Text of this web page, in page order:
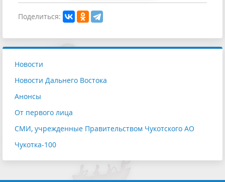
Поделиться:
Новости
Новости Дальнего Востока
Анонсы
От первого лица
СМИ, учрежденные Правительством Чукотского АО
Чукотка-100